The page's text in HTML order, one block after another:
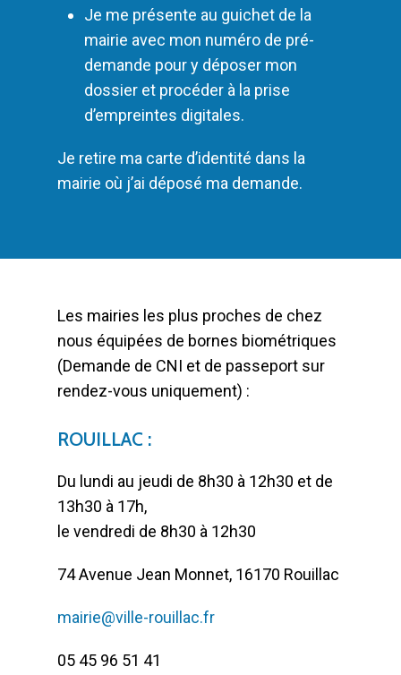
Je me présente au guichet de la
mairie avec mon numéro de pré-
demande pour y déposer mon
dossier et procéder à la prise
d’empreintes digitales.
Je retire ma carte d’identité dans la
mairie où j’ai déposé ma demande.
Les mairies les plus proches de chez
nous équipées de bornes biométriques
(Demande de CNI et de passeport sur
rendez-vous uniquement) :
ROUILLAC :
Du lundi au jeudi de 8h30 à 12h30 et de
13h30 à 17h,
le vendredi de 8h30 à 12h30
74 Avenue Jean Monnet, 16170 Rouillac
mairie@ville-rouillac.fr
05 45 96 51 41